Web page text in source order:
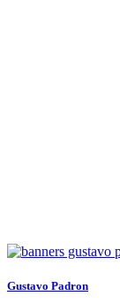
Gustavo Padron